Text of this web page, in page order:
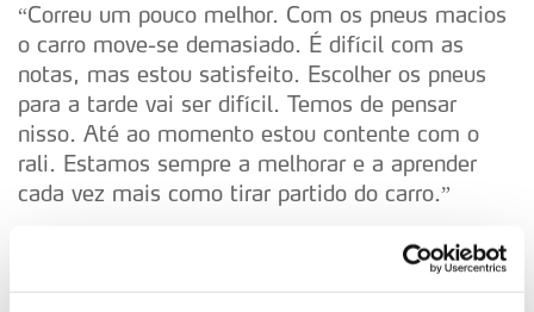
“Correu um pouco melhor. Com os pneus macios
o carro move-se demasiado. É difícil com as
notas, mas estou satisfeito. Escolher os pneus
para a tarde vai ser difícil. Temos de pensar
nisso. Até ao momento estou contente com o
rali. Estamos sempre a melhorar e a aprender
cada vez mais como tirar partido do carro.”
“A estrada continua a mudar. Escolhemos dois